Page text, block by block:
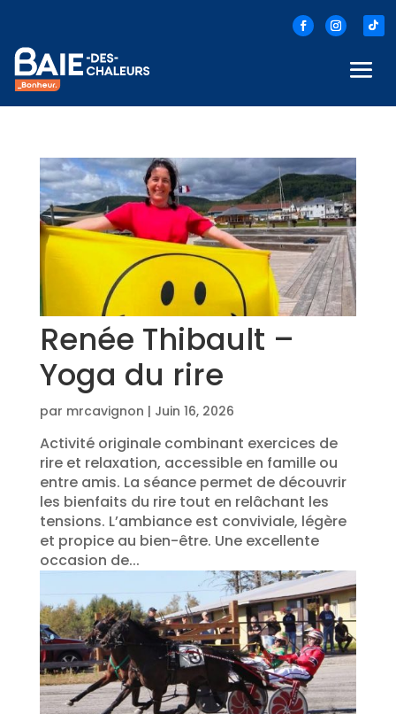
Renée Thibault –
Yoga du rire
par mrcavignon | Juin 16, 2026
Activité originale combinant exercices de
rire et relaxation, accessible en famille ou
entre amis. La séance permet de découvrir
les bienfaits du rire tout en relâchant les
tensions. L’ambiance est conviviale, légère
et propice au bien-être. Une excellente
occasion de...